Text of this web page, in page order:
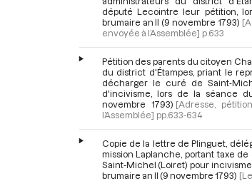
député Lecointre leur pétition,
brumaire an II (9 novembre 1793)
envoyée à l’Assemblée] p.633
Pétition des parents du citoyen
du district d'Étampes, priant le
décharger le curé de Saint-
d'incivisme, lors de la séance
novembre 1793) [Adresse,
l’Assemblée] pp.633-634
Copie de la lettre de Plinguet,
mission Laplanche, portant taxe
Saint-Michel (Loiret) pour
brumaire an II (9 novembre 1793)